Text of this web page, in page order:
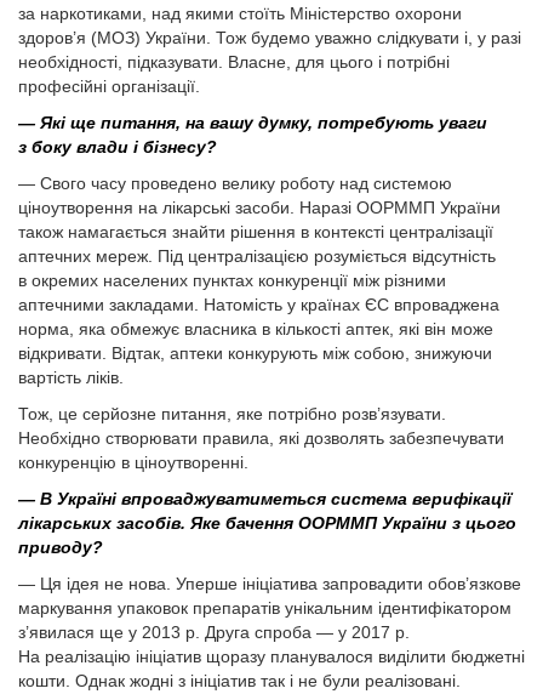
за наркотиками, над якими стоїть Міністерство охорони
здоров’я (МОЗ) України. Тож будемо уважно слідкувати і, у разі
необхідності, підказувати. Власне, для цього і потрібні
професійні організації.
— Які ще питання, на вашу думку, потребують уваги
з боку влади і бізнесу?
— Свого часу проведено велику роботу над системою
ціноутворення на лікарські засоби. Наразі ООРММП України
також намагається знайти рішення в контексті централізації
аптечних мереж. Під централізацією розуміється відсутність
в окремих населених пунктах конкуренції між різними
аптечними закладами. Натомість у країнах ЄС впроваджена
норма, яка обмежує власника в кількості аптек, які він може
відкривати. Відтак, аптеки конкурують між собою, знижуючи
вартість ліків.
Тож, це серйозне питання, яке потрібно розв’язувати.
Необхідно створювати правила, які дозволять забезпечувати
конкуренцію в ціноутворенні.
— В Україні впроваджуватиметься система верифікації
лікарських засобів. Яке бачення ООРММП України з цього
приводу?
— Ця ідея не нова. Уперше ініціатива запровадити обов’язкове
маркування упаковок препаратів унікальним ідентифікатором
з’явилася ще у 2013 р. Друга спроба — у 2017 р.
На реалізацію ініціатив щоразу планувалося виділити бюджетні
кошти. Однак жодні з ініціатив так і не були реалізовані.